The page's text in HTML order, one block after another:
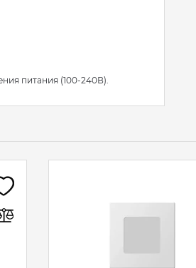
питания (100-240В).